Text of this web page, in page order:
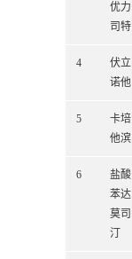
优力
司特
4
伏立
诺他
5
卡培
他滨
6
盐酸
苯达
莫司
汀